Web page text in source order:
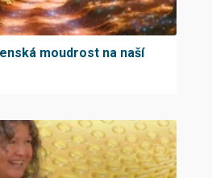
moudrost na naší